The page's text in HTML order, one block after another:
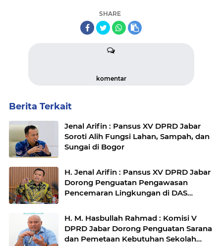
SHARE
komentar
Berita Terkait
Jenal Arifin : Pansus XV DPRD Jabar
Soroti Alih Fungsi Lahan, Sampah, dan
Sungai di Bogor
H. Jenal Arifin : Pansus XV DPRD Jabar
Dorong Penguatan Pengawasan
Pencemaran Lingkungan di DAS
H. M. Hasbullah Rahmad : Komisi V
DPRD Jabar Dorong Penguatan Sarana
dan Pemetaan Kebutuhan Sekolah